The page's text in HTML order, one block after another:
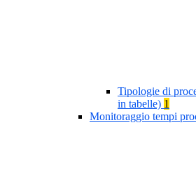
Tipologie di
in tabelle) 1
Monitoraggio tempi